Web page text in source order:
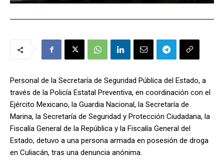
Personal de la Secretaría de Seguridad Pública del Estado, a
través de la Policía Estatal Preventiva, en coordinación con el
Ejército Mexicano, la Guardia Nacional, la Secretaría de
Marina, la Secretaría de Seguridad y Protección Ciudadana, la
Fiscalía General de la República y la Fiscalía General del
Estado, detuvo a una persona armada en posesión de droga
en Culiacán, tras una denuncia anónima.